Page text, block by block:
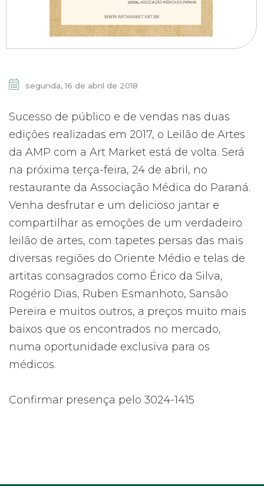
segunda, 16 de abril de 2018
Sucesso de público e de vendas nas duas
edições realizadas em 2017, o Leilão de Artes
da AMP com a Art Market está de volta. Será
na próxima terça-feira, 24 de abril, no
restaurante da Associação Médica do Paraná.
Venha desfrutar e um delicioso jantar e
compartilhar as emoções de um verdadeiro
leilão de artes, com tapetes persas das mais
diversas regiões do Oriente Médio e telas de
artitas consagrados como Érico da Silva,
Rogério Dias, Ruben Esmanhoto, Sansão
Pereira e muitos outros, a preços muito mais
baixos que os encontrados no mercado,
numa oportunidade exclusiva para os
médicos.
Confirmar presença pelo 3024-1415